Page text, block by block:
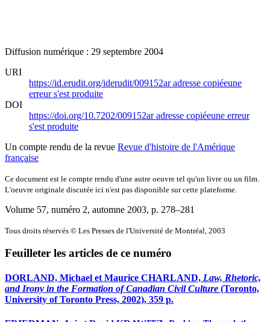
Diffusion numérique : 29 septembre 2004
URI
https://id.erudit.org/iderudit/009152aradresse copiéeune
erreur s'est produite
DOI
https://doi.org/10.7202/009152aradresse copiéeune erreur
s'est produite
Un compte rendu de la revue Revue d'histoire de l'Amérique
française
Ce document est le compte rendu d'une autre oeuvre tel qu'un livre ou un film.
L'oeuvre originale discutée ici n'est pas disponible sur cette plateforme.
Volume 57, numéro 2, automne 2003, p. 278–281
Tous droits réservés © Les Presses de l'Université de Montréal, 2003
Feuilleter les articles de ce numéro
DORLAND, Michael et Maurice CHARLAND, Law, Rhetoric,
and Irony in the Formation of Canadian Civil Culture (Toronto,
University of Toronto Press, 2002), 359 p.